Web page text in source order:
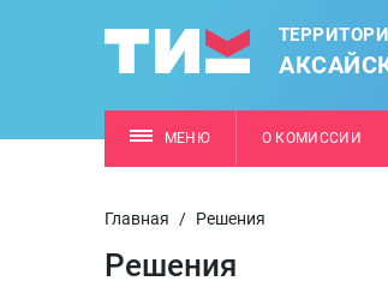
МЕНЮ О КОМИССИИ
Главная / Решения
Решения